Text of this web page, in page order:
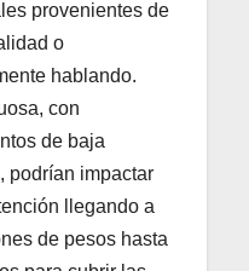
provenientes de
o
hablando.
con
de baja
podrían impactar
llegando a
de pesos hasta